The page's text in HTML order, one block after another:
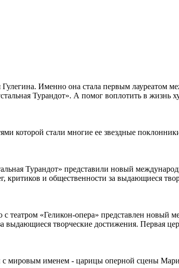
Именно она стала первым лауреатом
Турандот». А помог воплотить в жизнь
которой стали многие ее звездные
Турандот» представили новый
критиков и общественности за выдающиеся
театром «Геликон-опера» представлен новый
выдающиеся творческие достижения. Первая
с мировым именем - царицы оперной сцены